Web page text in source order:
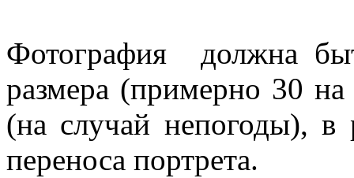
Фотография должна
размера (примерно 30
(на случай непогоды),
переноса портрета.